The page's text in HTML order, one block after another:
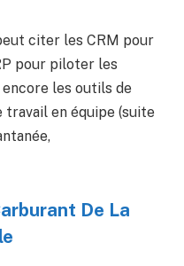
citer les CRM pour
pour piloter les
encore les outils de
en équipe (suite
De La